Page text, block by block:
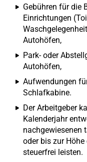
Gebühren für die
Einrichtungen
Autohöfen,
Park- oder
Autohöfen,
Aufwendungen
Schlafkabine.
Der Arbeitgeber
Kalenderjahr
nachgewiesenen
oder bis zur
steuerfrei leisten.